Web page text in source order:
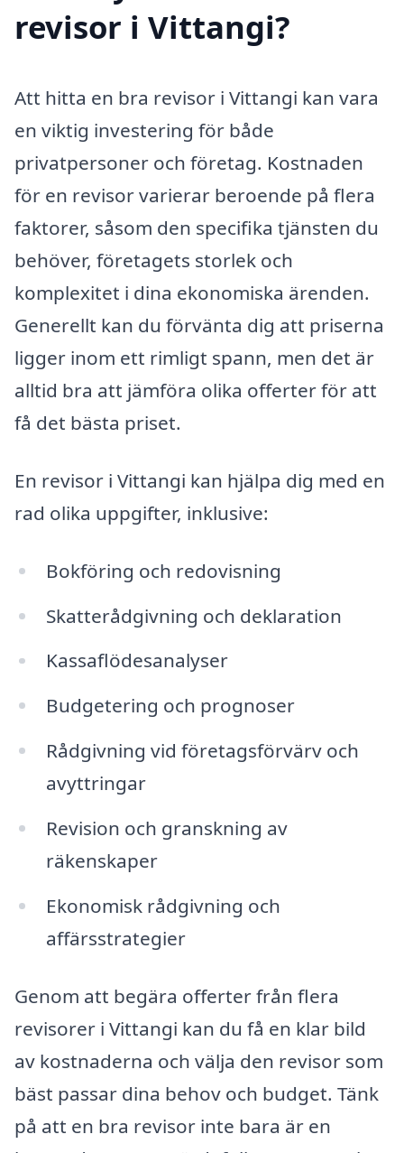
revisor i Vittangi?
Att hitta en bra revisor i Vittangi kan vara
en viktig investering för både
privatpersoner och företag. Kostnaden
för en revisor varierar beroende på flera
faktorer, såsom den specifika tjänsten du
behöver, företagets storlek och
komplexitet i dina ekonomiska ärenden.
Generellt kan du förvänta dig att priserna
ligger inom ett rimligt spann, men det är
alltid bra att jämföra olika offerter för att
få det bästa priset.
En revisor i Vittangi kan hjälpa dig med en
rad olika uppgifter, inklusive:
Bokföring och redovisning
Skatterådgivning och deklaration
Kassaflödesanalyser
Budgetering och prognoser
Rådgivning vid företagsförvärv och
avyttringar
Revision och granskning av
räkenskaper
Ekonomisk rådgivning och
affärsstrategier
Genom att begära offerter från flera
revisorer i Vittangi kan du få en klar bild
av kostnaderna och välja den revisor som
bäst passar dina behov och budget. Tänk
på att en bra revisor inte bara är en